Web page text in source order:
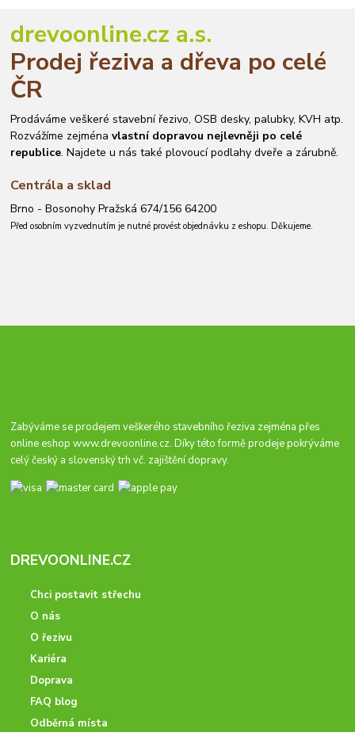
drevoonline.cz a.s.
Prodej řeziva a dřeva po celé
ČR
Prodáváme veškeré stavební řezivo, OSB desky, palubky, KVH atp.
Rozvážíme zejménavlastní dopravou nejlevněji po celé
republice. Najdete u nás také plovoucí podlahy dveře a zárubně.
Centrála a sklad
Brno - Bosonohy Pražská 674/156 64200
Před osobním vyzvednutím je nutné provést objednávku z eshopu. Děkujeme.
Zabýváme se prodejem veškerého stavebního řeziva zejména přes
online eshopwww.drevoonline.cz. Díky této formě prodeje pokrýváme
celý český a slovenský trh vč. zajištění dopravy.
DREVOONLINE.CZ
Chci postavit střechu
O nás
O řezivu
Kariéra
Doprava
FAQ blog
Odběrná místa